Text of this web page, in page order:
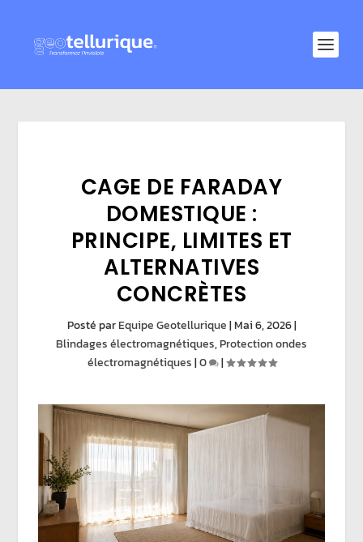
CAGE DE FARADAY
DOMESTIQUE :
PRINCIPE, LIMITES ET
ALTERNATIVES
CONCRÈTES
Posté parEquipe Geotellurique|Mai 6, 2026|
Blindages électromagnétiques,Protection ondes
électromagnétiques|0 |